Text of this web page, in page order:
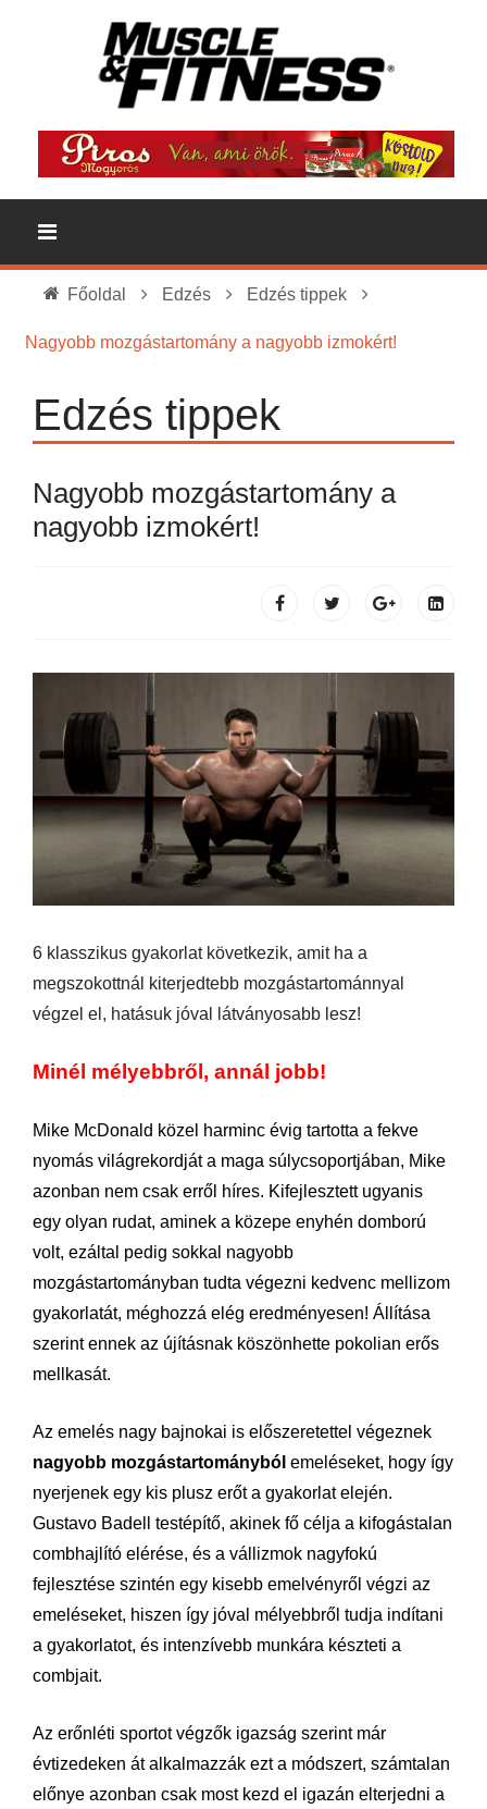
Főoldal Edzés Edzés tippek
Nagyobb mozgástartomány a nagyobb izmokért!
Edzés tippek
Nagyobb mozgástartomány a
nagyobb izmokért!
6 klasszikus gyakorlat következik, amit ha a
megszokottnál kiterjedtebb mozgástartománnyal
végzel el, hatásuk jóval látványosabb lesz!
Minél mélyebbről, annál jobb!
Mike McDonald közel harminc évig tartotta a fekve
nyomás világrekordját a maga súlycsoportjában, Mike
azonban nem csak erről híres. Kifejlesztett ugyanis
egy olyan rudat, aminek a közepe enyhén domború
volt, ezáltal pedig sokkal nagyobb
mozgástartományban tudta végezni kedvenc mellizom
gyakorlatát, méghozzá elég eredményesen! Állítása
szerint ennek az újításnak köszönhette pokolian erős
mellkasát.
Az emelés nagy bajnokai is előszeretettel végeznek
nagyobb mozgástartományból emeléseket, hogy így
nyerjenek egy kis plusz erőt a gyakorlat elején.
Gustavo Badell testépítő, akinek fő célja a kifogástalan
combhajlító elérése, és a vállizmok nagyfokú
fejlesztése szintén egy kisebb emelvényről végzi az
emeléseket, hiszen így jóval mélyebbről tudja indítani
a gyakorlatot, és intenzívebb munkára készteti a
combjait.
Az erőnléti sportot végzők igazság szerint már
évtizedeken át alkalmazzák ezt a módszert, számtalan
előnye azonban csak most kezd el igazán elterjedni a